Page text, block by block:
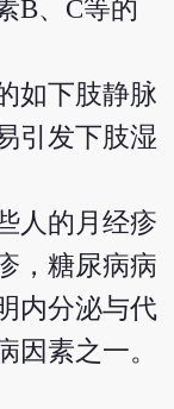
B、C等的
如下肢静脉
引发下肢湿
人的月经疹
，糖尿病病
内分泌与代
因素之一。